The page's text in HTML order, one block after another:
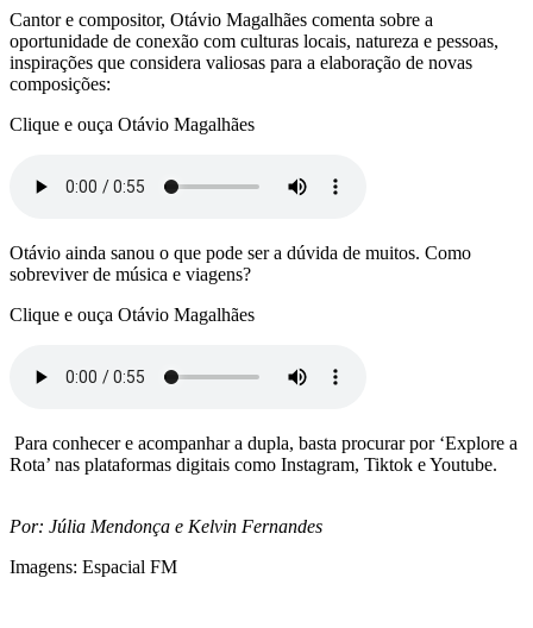
Cantor e compositor, Otávio Magalhães comenta sobre a
oportunidade de conexão com culturas locais, natureza e pessoas,
inspirações que considera valiosas para a elaboração de novas
composições:
Clique e ouça Otávio Magalhães
Otávio ainda sanou o que pode ser a dúvida de muitos. Como
sobreviver de música e viagens?
Clique e ouça Otávio Magalhães
Para conhecer e acompanhar a dupla, basta procurar por ‘Explore a
Rota’ nas plataformas digitais como Instagram, Tiktok e Youtube.
Por: Júlia Mendonça e Kelvin Fernandes
Imagens: Espacial FM